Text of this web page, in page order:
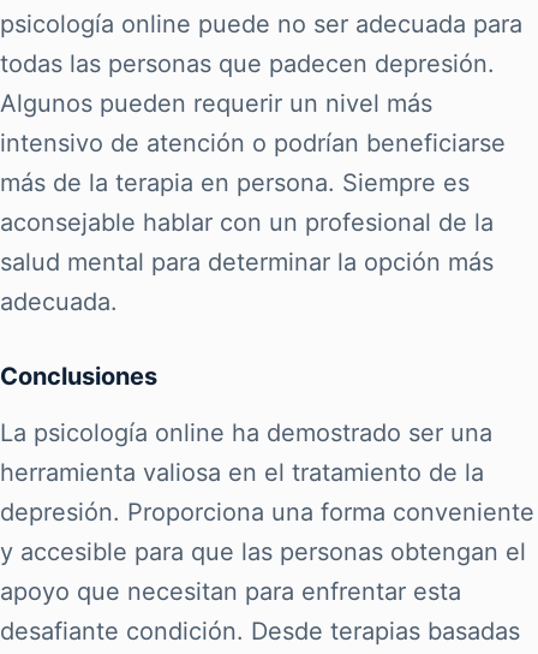
psicología online puede no ser adecuada para
todas las personas que padecen depresión.
Algunos pueden requerir un nivel más
intensivo de atención o podrían beneficiarse
más de la terapia en persona. Siempre es
aconsejable hablar con un profesional de la
salud mental para determinar la opción más
adecuada.
Conclusiones
La psicología online ha demostrado ser una
herramienta valiosa en el tratamiento de la
depresión. Proporciona una forma conveniente
y accesible para que las personas obtengan el
apoyo que necesitan para enfrentar esta
desafiante condición. Desde terapias basadas